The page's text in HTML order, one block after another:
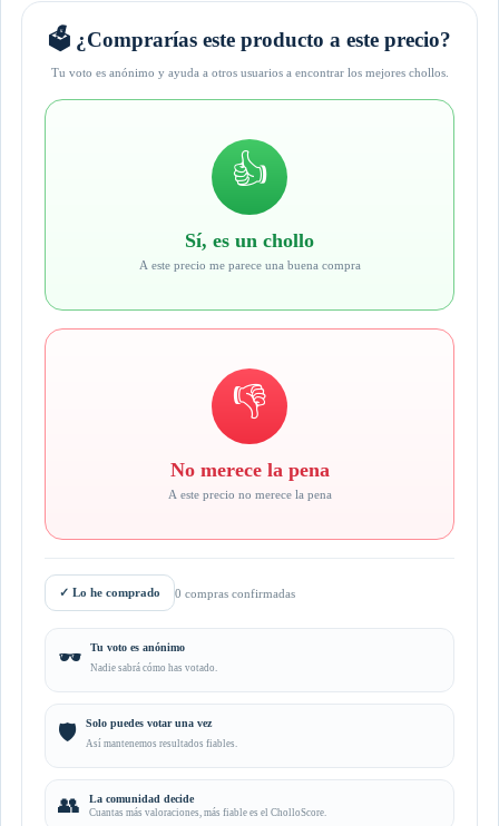
🗳️ ¿Comprarías este producto a este precio?
Tu voto es anónimo y ayuda a otros usuarios a encontrar los mejores chollos.
👍
Sí, es un chollo
A este precio me parece una buena compra
👎
No merece la pena
A este precio no merece la pena
✓ Lo he comprado 0 compras confirmadas
🕶️ Tu voto es anónimo
Nadie sabrá cómo has votado.
🛡️ Solo puedes votar una vez
Así mantenemos resultados fiables.
👥 La comunidad decide
Cuantas más valoraciones, más fiable es el CholloScore.